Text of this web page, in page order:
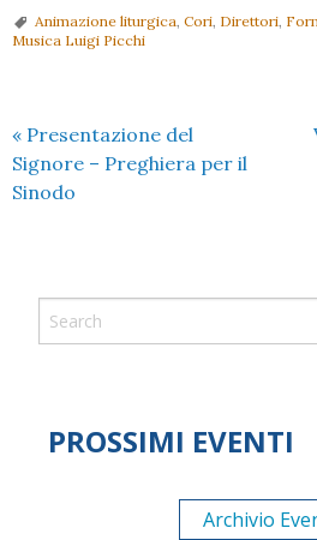
Animazione liturgica Cori Direttori
Musica Luigi Picchi
« Presentazione del
Signore – Preghiera per il
Sinodo
PROSSIMI EVENTI
Archivio